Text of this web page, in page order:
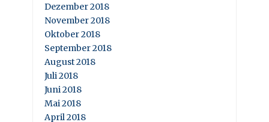
Dezember 2018
November 2018
Oktober 2018
September 2018
August 2018
Juli 2018
Juni 2018
Mai 2018
April 2018